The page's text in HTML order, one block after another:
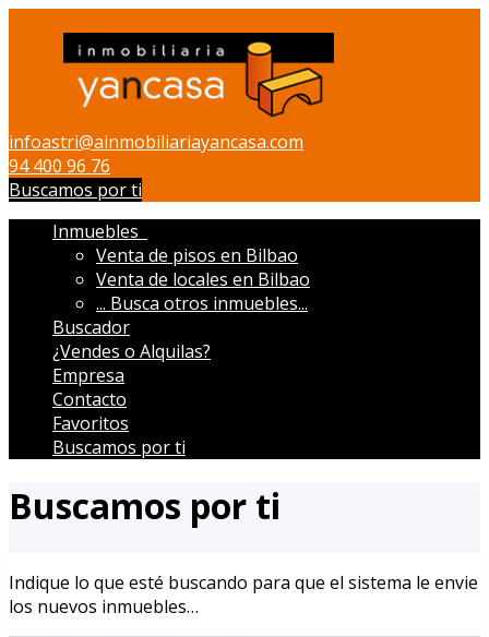
infoastri@ainmobiliariayancasa.com
94 400 96 76
Buscamos por ti
Inmuebles
Venta de pisos en Bilbao
Venta de locales en Bilbao
... Busca otros inmuebles...
Buscador
¿Vendes o Alquilas?
Empresa
Contacto
Favoritos
Buscamos por ti
Buscamos por ti
Indique lo que esté buscando para que el sistema le envie
los nuevos inmuebles…